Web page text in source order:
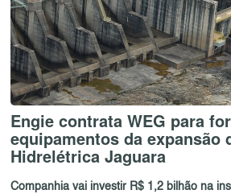
Engie contrata WEG para
equipamentos da expansão
Hidrelétrica Jaguara
Companhia vai investir R$ 1,2 bilhão na